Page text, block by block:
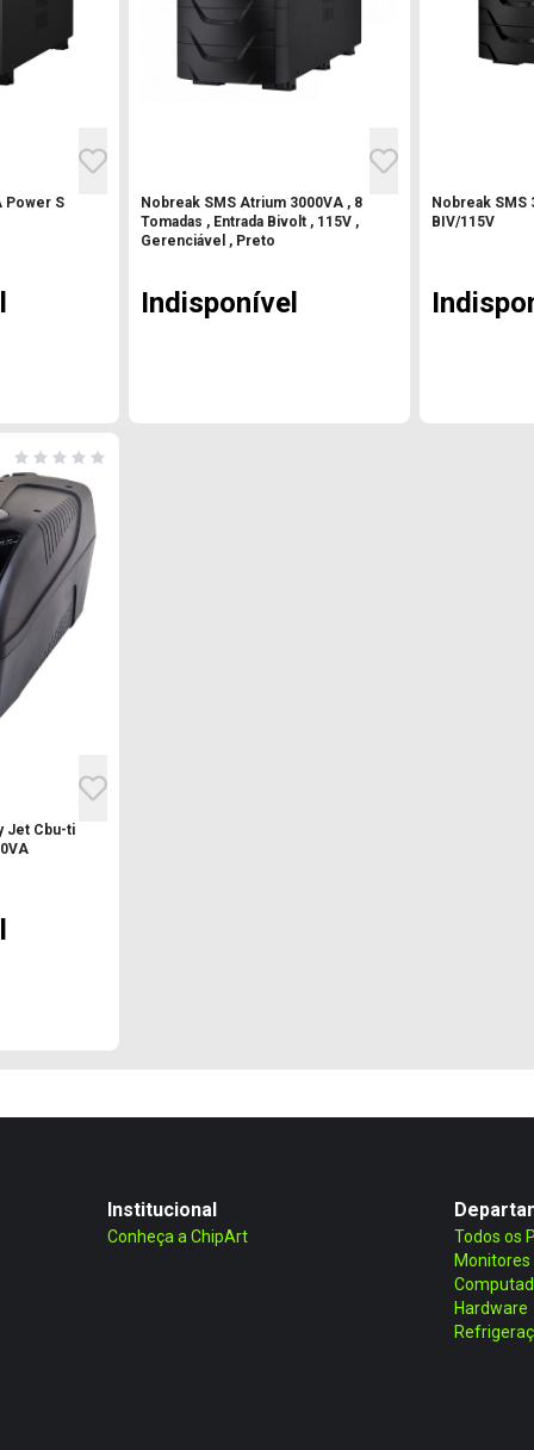
Power S
Nobreak SMS Atrium 3000VA , 8
Tomadas , Entrada Bivolt , 115V ,
Gerenciável , Preto
Indisponível
Nobreak SMS
BIV/115V
Jet Cbu-ti
Institucional
Conheça a ChipArt
Todos os
Monitores
Hardware